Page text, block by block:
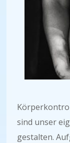
sind unser
gestalten.